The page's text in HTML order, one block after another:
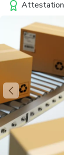
Attestation